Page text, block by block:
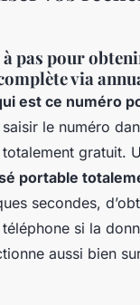
pas pour
via
est ce numéro
le numéro
gratuit.
portable
secondes,
si la
aussi bien